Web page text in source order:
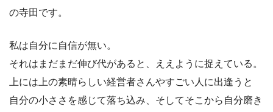
の寺田です。
私は自分に自信が無い。
それはまだまだ伸び代があると、ええように捉えている。
上には上の素晴らしい経営者さんやすごい人に出逢うと
自分の小ささを感じて落ち込み、そしてそこから自分磨き